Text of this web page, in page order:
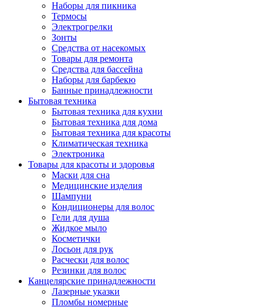
Наборы для пикника
Термосы
Электрогрелки
Зонты
Средства от насекомых
Товары для ремонта
Средства для бассейна
Наборы для барбекю
Банные принадлежности
Бытовая техника
Бытовая техника для кухни
Бытовая техника для дома
Бытовая техника для красоты
Климатическая техника
Электроника
Товары для красоты и здоровья
Маски для сна
Медицинские изделия
Шампуни
Кондиционеры для волос
Гели для душа
Жидкое мыло
Косметички
Лосьон для рук
Расчески для волос
Резинки для волос
Канцелярские принадлежности
Лазерные указки
Пломбы номерные